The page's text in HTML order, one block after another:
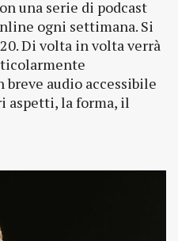
una serie di podcast
ogni settimana. Si
Di volta in volta verrà
audio accessibile
aspetti, la forma, il